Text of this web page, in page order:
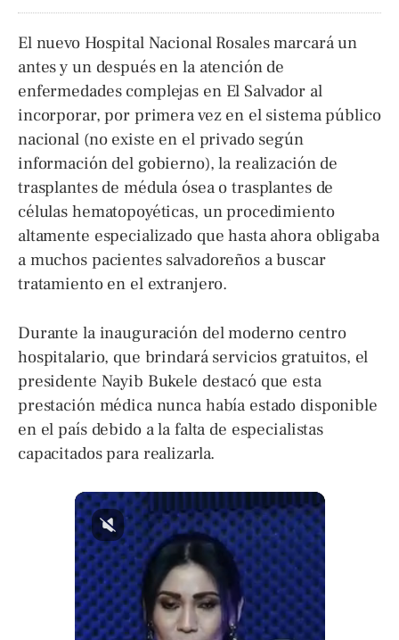
El nuevo Hospital Nacional Rosales marcará un
antes y un después en la atención de
enfermedades complejas en El Salvador al
incorporar, por primera vez en el sistema público
nacional (no existe en el privado según
información del gobierno), la realización de
trasplantes de médula ósea o trasplantes de
células hematopoyéticas, un procedimiento
altamente especializado que hasta ahora obligaba
a muchos pacientes salvadoreños a buscar
tratamiento en el extranjero.
Durante la inauguración del moderno centro
hospitalario, que brindará servicios gratuitos, el
presidente Nayib Bukele destacó que esta
prestación médica nunca había estado disponible
en el país debido a la falta de especialistas
capacitados para realizarla.